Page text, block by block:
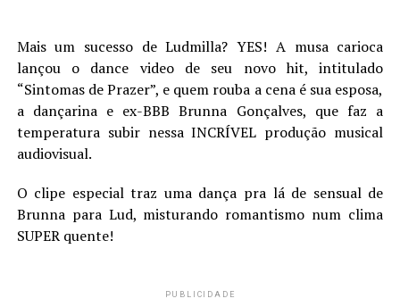
Mais um sucesso de Ludmilla? YES! A musa carioca
lançou o dance video de seu novo hit, intitulado
“Sintomas de Prazer”, e quem rouba a cena é sua esposa,
a dançarina e ex-BBB Brunna Gonçalves, que faz a
temperatura subir nessa INCRÍVEL produção musical
audiovisual.
O clipe especial traz uma dança pra lá de sensual de
Brunna para Lud, misturando romantismo num clima
SUPER quente!
PUBLICIDADE